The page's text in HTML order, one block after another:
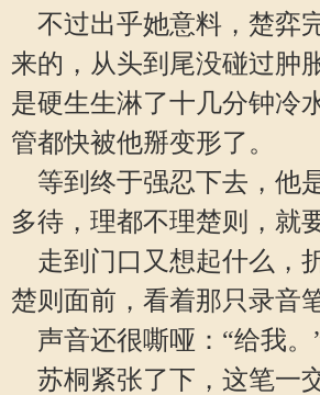
不过出乎她意料，楚弈
来的，从头到尾没碰过肿
是硬生生淋了十几分钟冷
管都快被他掰变形了。
等到终于强忍下去，他
多待，理都不理楚则，就
走到门口又想起什么，
楚则面前，看着那只录音
声音还很嘶哑：“给我。
苏桐紧张了下，这笔一